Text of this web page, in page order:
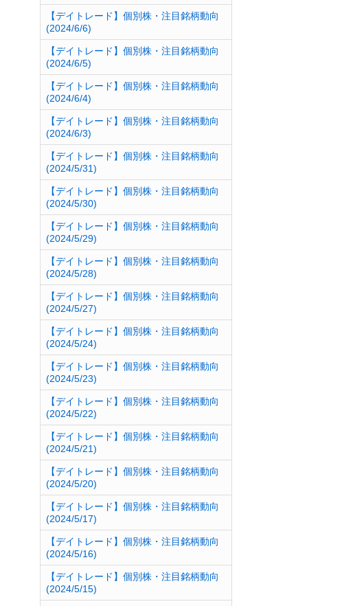
【デイトレード】個別株・注目銘柄動向
(2024/6/6)
【デイトレード】個別株・注目銘柄動向
(2024/6/5)
【デイトレード】個別株・注目銘柄動向
(2024/6/4)
【デイトレード】個別株・注目銘柄動向
(2024/6/3)
【デイトレード】個別株・注目銘柄動向
(2024/5/31)
【デイトレード】個別株・注目銘柄動向
(2024/5/30)
【デイトレード】個別株・注目銘柄動向
(2024/5/29)
【デイトレード】個別株・注目銘柄動向
(2024/5/28)
【デイトレード】個別株・注目銘柄動向
(2024/5/27)
【デイトレード】個別株・注目銘柄動向
(2024/5/24)
【デイトレード】個別株・注目銘柄動向
(2024/5/23)
【デイトレード】個別株・注目銘柄動向
(2024/5/22)
【デイトレード】個別株・注目銘柄動向
(2024/5/21)
【デイトレード】個別株・注目銘柄動向
(2024/5/20)
【デイトレード】個別株・注目銘柄動向
(2024/5/17)
【デイトレード】個別株・注目銘柄動向
(2024/5/16)
【デイトレード】個別株・注目銘柄動向
(2024/5/15)